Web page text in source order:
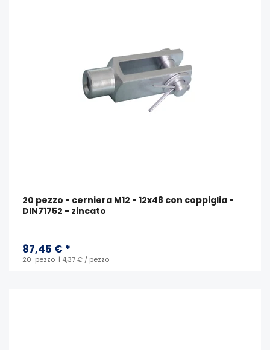
20 pezzo - cerniera M12 - 12x48 con coppiglia -
DIN71752 - zincato
87,45 € *
20 pezzo | 4,37 € / pezzo